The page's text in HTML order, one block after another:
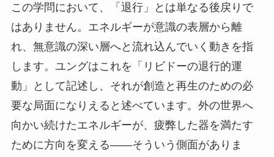
この学問において、「退行」とは単なる後戻りで
はありません。エネルギーが意識の表層から離
れ、無意識の深い層へと流れ込んでいく動きを指
します。ユングはこれを「リビドーの退行的運
動」として記述し、それが創造と再生のための必
要な局面になりえると述べています。外の世界へ
向かい続けたエネルギーが、疲弊した器を満たす
ために方向を変える——そういう側面がありま